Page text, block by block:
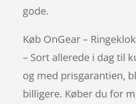
gode.
Køb OnGear –
– Sort allerede i dag til
og med prisgarantien,
billigere. Køber du for